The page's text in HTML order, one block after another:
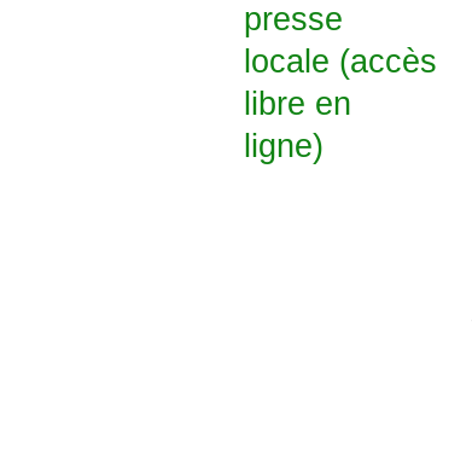
presse
locale (accès
libre en
ligne)